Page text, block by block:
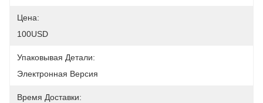
Цена:
100USD
Упаковывая Детали:
Электронная Версия
Время Доставки: